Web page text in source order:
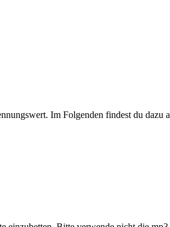
Im Folgenden findest du dazu